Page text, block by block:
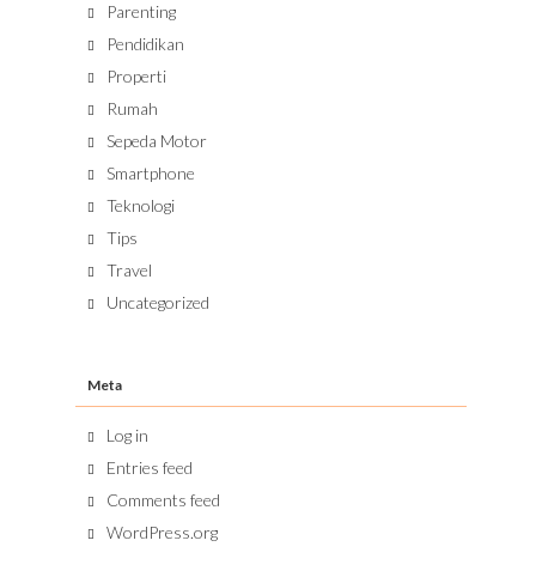
Parenting
Pendidikan
Properti
Rumah
Sepeda Motor
Smartphone
Teknologi
Tips
Travel
Uncategorized
Meta
Log in
Entries feed
Comments feed
WordPress.org